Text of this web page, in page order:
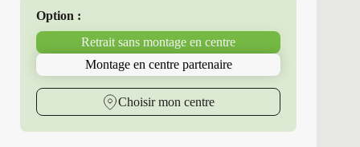
205/60R16
PRIM
Option :
Retrait sans montage en centre
Montage en centre partenaire
Choisir mon centre